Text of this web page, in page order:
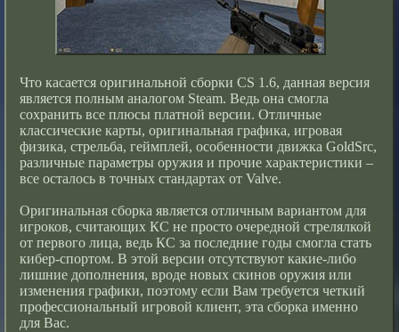
Что касается оригинальной сборки CS 1.6, данная версия
является полным аналогом Steam. Ведь она смогла
сохранить все плюсы платной версии. Отличные
классические карты, оригинальная графика, игровая
физика, стрельба, геймплей, особенности движка GoldSrc,
различные параметры оружия и прочие характеристики –
все осталось в точных стандартах от Valve.
Оригинальная сборка является отличным вариантом для
игроков, считающих КС не просто очередной стрелялкой
от первого лица, ведь КС за последние годы смогла стать
кибер-спортом. В этой версии отсутствуют какие-либо
лишние дополнения, вроде новых скинов оружия или
изменения графики, поэтому если Вам требуется четкий
профессиональный игровой клиент, эта сборка именно
для Вас.